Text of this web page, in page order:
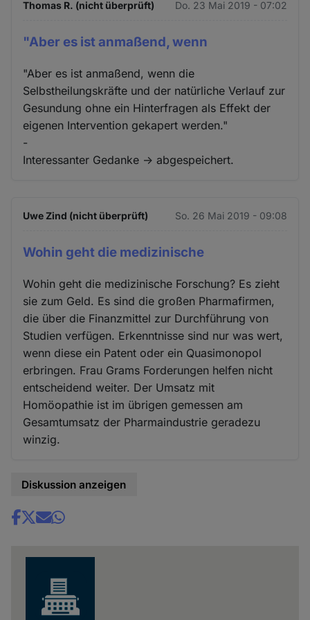
Thomas R. (nicht überprüft) Do. 23 Mai 2019 - 07:02
"Aber es ist anmaßend, wenn
"Aber es ist anmaßend, wenn die
Selbstheilungskräfte und der natürliche Verlauf zur
Gesundung ohne ein Hinterfragen als Effekt der
eigenen Intervention gekapert werden."
-
Interessanter Gedanke -> abgespeichert.
Uwe Zind (nicht überprüft) So. 26 Mai 2019 - 09:08
Wohin geht die medizinische
Wohin geht die medizinische Forschung? Es zieht
sie zum Geld. Es sind die großen Pharmafirmen,
die über die Finanzmittel zur Durchführung von
Studien verfügen. Erkenntnisse sind nur was wert,
wenn diese ein Patent oder ein Quasimonopol
erbringen. Frau Grams Forderungen helfen nicht
entscheidend weiter. Der Umsatz mit
Homöopathie ist im übrigen gemessen am
Gesamtumsatz der Pharmaindustrie geradezu
winzig.
Diskussion anzeigen
Share